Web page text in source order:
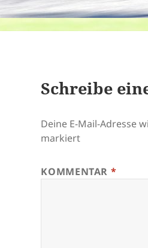
Schreibe
Deine E-Mail-Adresse
markiert
KOMMENTAR *